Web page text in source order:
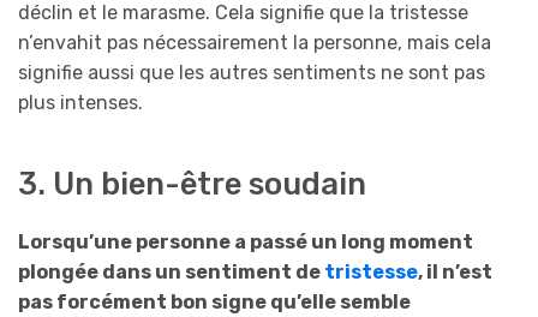
déclin et le marasme. Cela signifie que la tristesse
n’envahit pas nécessairement la personne, mais cela
signifie aussi que les autres sentiments ne sont pas
plus intenses.
3. Un bien-être soudain
Lorsqu’une personne a passé un long moment
plongée dans un sentiment de tristesse, il n’est
pas forcément bon signe qu’elle semble